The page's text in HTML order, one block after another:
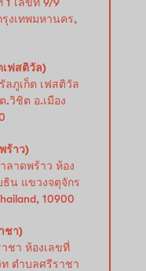
งเทพมหานคร,
เฟสติวัล)
ลภูเก็ต เฟสติวัล
.วิชิต อ.เมือง
ร้าว)
ลาดพร้าว ห้อง
น แขวงจตุจักร
10900
ชา)
ชา ห้องเลขที่
ตำบลศรีราชา